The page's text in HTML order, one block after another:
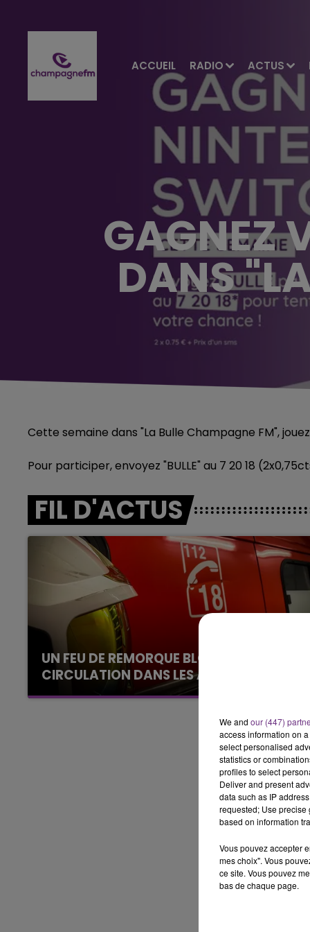
ACCUEIL RADIO ACTUS
5h00 - 6h00
LE BEST OF DE LA FAMILLE
CHAMPAGNE FM
GAGNEZ
DANS
Cette semaine dans "La Bulle Champagne FM",
Pour participer, envoyez "BULLE" au 7 20 18
FIL D'ACTUS
UN FEU DE REMORQUE BLOQUE LA
CIRCULATION DANS LES ARDENNES
Un feu de remorque s'est déclaré ce mercredi
We and our (447)
access information on
select personalised
statistics or
profiles to select
Deliver and present
data such as IP
requested; Use precise
based on information
Vous pouvez accepter
mes choix". Vous
ce site. Vous pouvez
bas de chaque page.